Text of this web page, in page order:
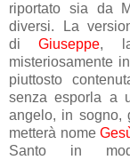
riportato sia da
diversi. La
diGiuseppe,
misteriosamente
piuttosto
senza esporla a
angelo, in
metterà nome
Santo in